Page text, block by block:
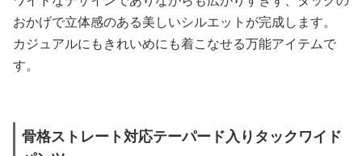
おかげで立体感のある美しいシルエットが完成します。
カジュアルにもきれいめにも着こなせる万能アイテムで
す。
骨格ストレート対応テーパード入りタックワイド